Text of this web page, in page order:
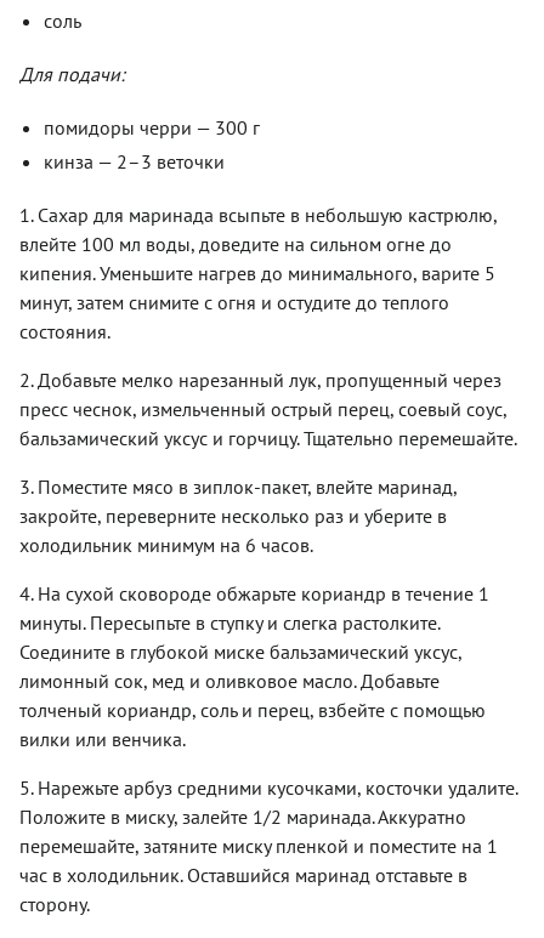
соль
Для подачи:
помидоры черри — 300 г
кинза — 2–3 веточки
1. Сахар для маринада всыпьте в небольшую кастрюлю,
влейте 100 мл воды, доведите на сильном огне до
кипения. Уменьшите нагрев до минимального, варите 5
минут, затем снимите с огня и остудите до теплого
состояния.
2. Добавьте мелко нарезанный лук, пропущенный через
пресс чеснок, измельченный острый перец, соевый соус,
бальзамический уксус и горчицу. Тщательно перемешайте.
3. Поместите мясо в зиплок-пакет, влейте маринад,
закройте, переверните несколько раз и уберите в
холодильник минимум на 6 часов.
4. На сухой сковороде обжарьте кориандр в течение 1
минуты. Пересыпьте в ступку и слегка растолките.
Соедините в глубокой миске бальзамический уксус,
лимонный сок, мед и оливковое масло. Добавьте
толченый кориандр, соль и перец, взбейте с помощью
вилки или венчика.
5. Нарежьте арбуз средними кусочками, косточки удалите.
Положите в миску, залейте 1/2 маринада. Аккуратно
перемешайте, затяните миску пленкой и поместите на 1
час в холодильник. Оставшийся маринад отставьте в
сторону.